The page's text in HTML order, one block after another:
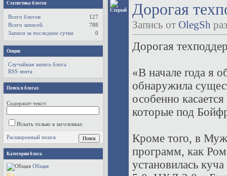
Дорогая
Запись от OlegSh
Дорогая
«В начале года я
обнаружила
особенно
которые под
Кроме того, в Муж
программ, как
установилась
Статистика блогов
Всего блогов
127
Всего записей
788
Записи за последние сутки
0
Опции
Случайная запись блога
RSS лента
Поиск в блогах
Содержит текст:
Искать только в заголовках
Расширенный поиск
Категории блога
Общая